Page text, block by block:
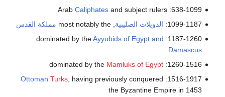
638-1099: Arab
Caliphatesand subject rulers
1099-1187: الدويلات الصليبية, most notably the
مملكة القدس
1187-1260: dominated by the
Ayyubids of Egypt and
Damascus
1260-1516: dominated by the
Mamluks of Egypt
1516-1917:
Ottoman Turks, having previously conquered
the Byzantine Empire in 1453